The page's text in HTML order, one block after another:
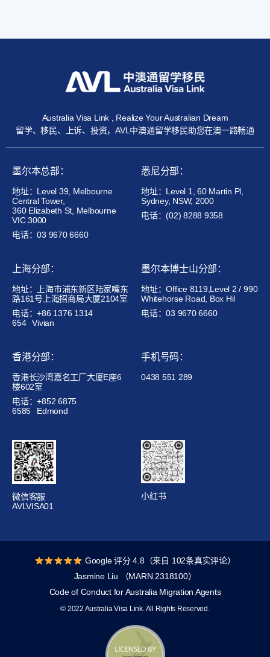
Australia Visa Link , Realize Your Australian Dream
留学、移民、上诉、投资，AVL中澳通留学移民助您在澳一路畅通
墨尔本总部：
地址：Level 39, Melbourne
Central Tower,
360 Elizabeth St, Melbourne
VIC 3000
电话：03 9670 6660
悉尼分部：
地址：Level 1, 60 Martin Pl,
Sydney, NSW, 2000
电话：(02) 8288 9358
上海分部：
地址：上海市浦东新区陆家嘴东
路161号上海招商局大厦2104室
电话：+86 1376 1314
654
Vivian
墨尔本博士山分部：
地址：Office 8119,Level 2 / 990
Whitehorse Road, Box Hil
电话：03 9670 6660
香港分部：
香港长沙湾嘉名工厂大厦E座6
楼602室
电话：+852 6875
6585
Edmond
手机号码：
0438 551 289
微信客服
AVLVISA01
小红书
Google 评分 4.8（来自 102条真实评论）
Jasmine Liu （MARN 2318100）
Code of Conduct for Australia Migration Agents
© 2022 Australia Visa Link. All Rights Reserved.